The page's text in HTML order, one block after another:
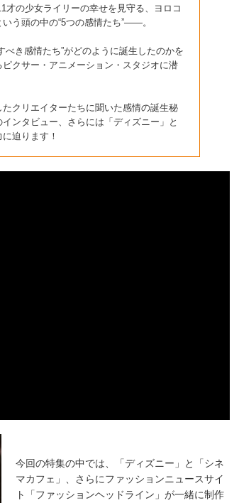
才の少女ライリーの幸せを見守る、ヨロコ
う頭の中の“5つの感情たち”――。
き感情たち”がどのように誕生したのかを
クサー・アニメーション・スタジオに潜
クリエイターたちに聞いた感情の誕生秘
ンタビュー、さらには「ディズニー」と
迫ります！
今回の特集の中では、「ディズニー」と「シネ
マカフェ」、さらにファッションニュースサイ
ト「ファッションヘッドライン」が一緒に制作